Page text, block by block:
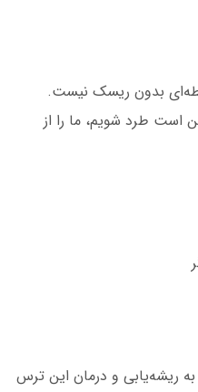
بدون ریسک نیست.
طرد شویم، ما را از
ریشه‌یابی و درمان این ترس